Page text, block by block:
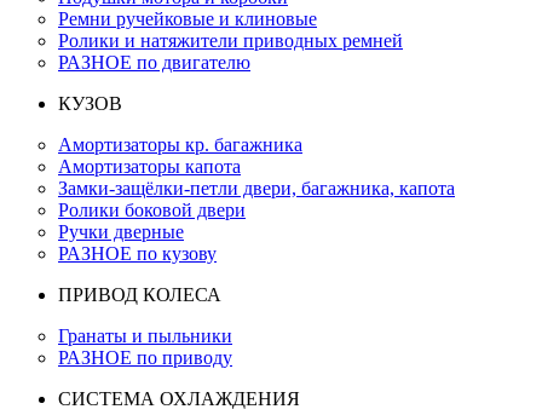
Ремни ручейковые и клиновые
Ролики и натяжители приводных ремней
РАЗНОЕ по двигателю
КУЗОВ
Амортизаторы кр. багажника
Амортизаторы капота
Замки-защёлки-петли двери, багажника, капота
Ролики боковой двери
Ручки дверные
РАЗНОЕ по кузову
ПРИВОД КОЛЕСА
Гранаты и пыльники
РАЗНОЕ по приводу
СИСТЕМА ОХЛАЖДЕНИЯ